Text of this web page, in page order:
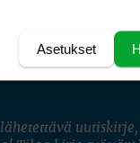
Asetukset